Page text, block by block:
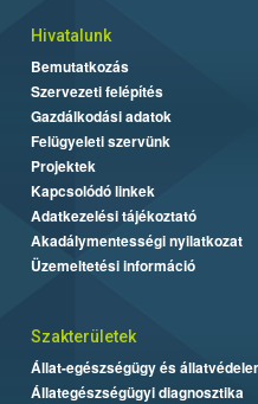
Hivatalunk
Bemutatkozás
Szervezeti felépítés
Gazdálkodási adatok
Felügyeleti szervünk
Projektek
Kapcsolódó linkek
Adatkezelési tájékoztató
Akadálymentességi nyilatkozat
Üzemeltetési információ
Szakterületek
Állat-egészségügy és
Állategészségügyi diagnosztika